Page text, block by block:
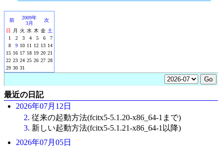
前
2009年
3月
次
日
月 火 水 木 金 土
1
2 3 4 5 6
7
8
9 10 11 12 13 14
15 16 17 18 19 20 21
22 23 24 25 26 27 28
29 30 31
最近の日記
2026年07月12日
2. 従来の起動方法(fcitx5-5.1.20-x86_64-1まで)
3. 新しい起動方法(fcitx5-5.1.21-x86_64-1以降)
2026年07月05日